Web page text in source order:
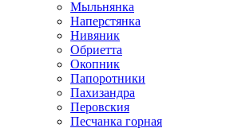
Мыльнянка
Наперстянка
Нивяник
Обриетта
Окопник
Папоротники
Пахизандра
Перовския
Песчанка горная